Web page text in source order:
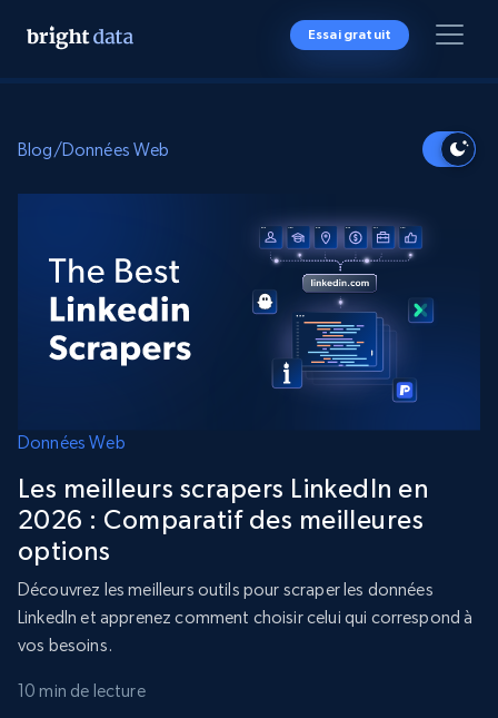
Essai gratuit
Blog/Données Web
Données Web
Les meilleurs scrapers LinkedIn en
2026 : Comparatif des meilleures
options
Découvrez les meilleurs outils pour scraper les données
LinkedIn et apprenez comment choisir celui qui correspond à
vos besoins.
10 min de lecture